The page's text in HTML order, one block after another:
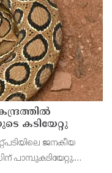
കടിയേറ്റു
ജനകീയ
പാമ്പുകടിയേറ്റു.